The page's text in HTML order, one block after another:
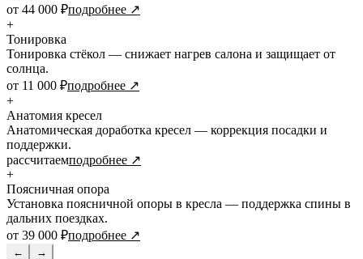
от 44 000 ₽подробнее ↗
+
Тонировка
Тонировка стёкол — снижает нагрев салона и защищает от
солнца.
от 11 000 ₽подробнее ↗
+
Анатомия кресел
Анатомическая доработка кресел — коррекция посадки и
поддержки.
рассчитаемподробнее ↗
+
Поясничная опора
Установка поясничной опоры в кресла — поддержка спины в
дальних поездках.
от 39 000 ₽подробнее ↗
← →